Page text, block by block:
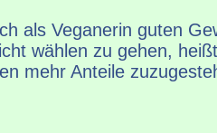
als Veganerin guten
wählen zu gehen,
mehr Anteile